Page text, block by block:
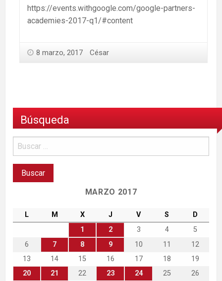
https://events.withgoogle.com/google-partners-
academies-2017-q1/#content
8 marzo, 2017 César
Búsqueda
MARZO 2017
L M X J V S
D
1
2 3 4
5
6
7 8 9 10 11
12
13
14 15 16 17 18
19
20
21 22 23 24 25
26